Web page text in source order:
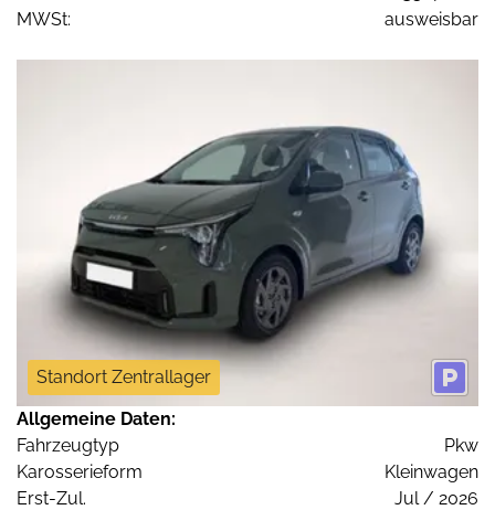
MWSt:
ausweisbar
Standort Zentrallager
Allgemeine Daten:
Fahrzeugtyp
Pkw
Karosserieform
Kleinwagen
Erst-Zul.
Jul / 2026